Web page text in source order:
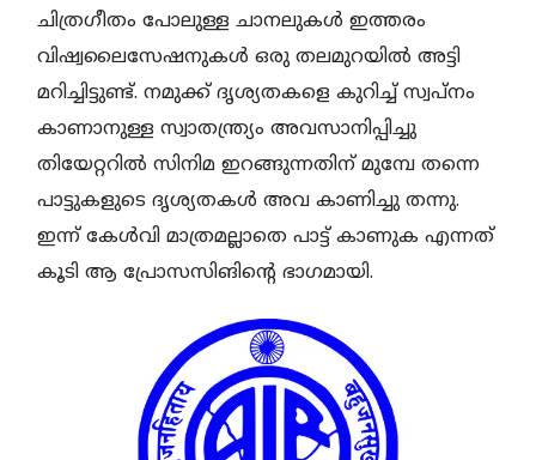
ചിത്രഗീതം പോലുള്ള ചാനലുകൾ ഇത്തരം
വിഷ്വലൈസേഷനുകൾ ഒരു തലമുറയിൽ അട്ടി
മറിച്ചിട്ടുണ്ട്. നമുക്ക് ദൃശ്യതകളെ കുറിച്ച് സ്വപ്നം
കാണാനുള്ള സ്വാതന്ത്ര്യം അവസാനിപ്പിച്ചു
തിയേറ്ററിൽ സിനിമ ഇറങ്ങുന്നതിന് മുമ്പേ തന്നെ
പാട്ടുകളുടെ ദൃശ്യതകൾ അവ കാണിച്ചു തന്നു.
ഇന്ന് കേൾവി മാത്രമല്ലാതെ പാട്ട് കാണുക എന്നത്
കൂടി ആ പ്രോസസിങിന്റെ ഭാഗമായി.